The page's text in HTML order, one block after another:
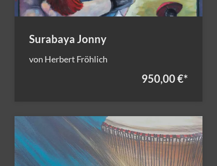
Surabaya Jonny
von Herbert Fröhlich
950,00 €*